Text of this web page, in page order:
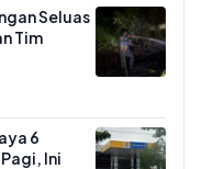
Seluas
Tim
6
Ini